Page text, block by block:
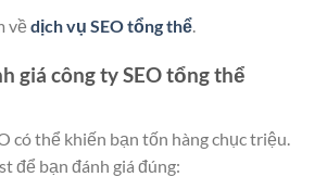
vềdịch vụ SEO tổng thể.
giá công ty SEO tổng thể
có thể khiến bạn tốn hàng chục triệu.
để bạn đánh giá đúng: